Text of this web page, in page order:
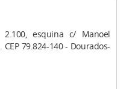
2.100, esquina c/ Manoel
79.824-140 - Dourados-